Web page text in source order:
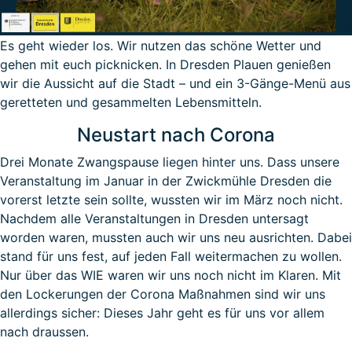
Es geht wieder los. Wir nutzen das schöne Wetter und
gehen mit euch picknicken. In Dresden Plauen genießen
wir die Aussicht auf die Stadt – und ein 3-Gänge-Menü aus
geretteten und gesammelten Lebensmitteln.
Neustart nach Corona
Drei Monate Zwangspause liegen hinter uns. Dass unsere
Veranstaltung im Januar in der Zwickmühle Dresden die
vorerst letzte sein sollte, wussten wir im März noch nicht.
Nachdem alle Veranstaltungen in Dresden untersagt
worden waren, mussten auch wir uns neu ausrichten. Dabei
stand für uns fest, auf jeden Fall weitermachen zu wollen.
Nur über das WIE waren wir uns noch nicht im Klaren. Mit
den Lockerungen der Corona Maßnahmen sind wir uns
allerdings sicher: Dieses Jahr geht es für uns vor allem
nach draussen.